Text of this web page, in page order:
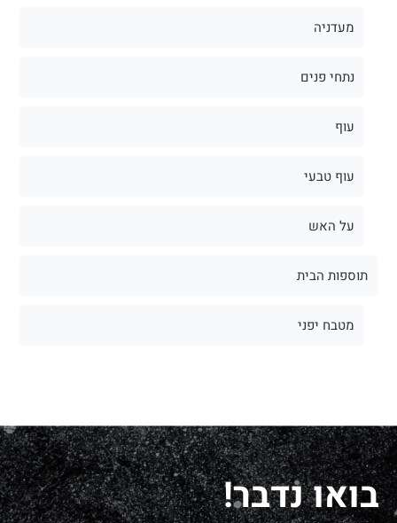
מעדניה
נתחי פנים
עוף
עוף טבעי
על האש
תוספות הבית
מטבח יפני
בואו נדבר!